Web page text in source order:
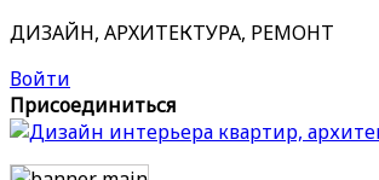
ДИЗАЙН, АРХИТЕКТУРА, РЕМОНТ
Войти
Присоединиться